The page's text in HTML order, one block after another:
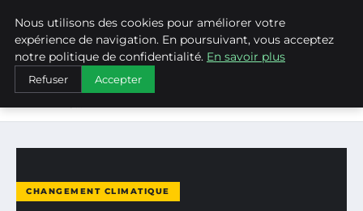
WEARECLIMATECONTROL
ACCUEIL
CHANGEMENT CLIMATIQUE
TUNISIE : UN INVESTISSEMENT COLOSSAL DE 55
CHANGEMENT CLIMATIQUE
Nous utilisons des cookies pour améliorer votre
expérience de navigation. En poursuivant, vous acceptez
notre politique de confidentialité. En savoir plus
Refuser Accepter